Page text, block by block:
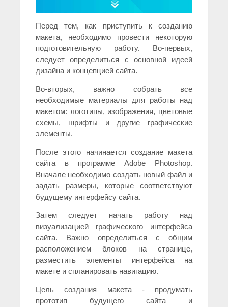
Перед тем, как приступить к созданию
макета, необходимо провести некоторую
подготовительную работу. Во-первых,
следует определиться с основной идеей
дизайна и концепцией сайта.
Во-вторых, важно собрать все
необходимые материалы для работы над
макетом: логотипы, изображения, цветовые
схемы, шрифты и другие графические
элементы.
После этого начинается создание макета
сайта в программе Adobe Photoshop.
Вначале необходимо создать новый файл и
задать размеры, которые соответствуют
будущему интерфейсу сайта.
Затем следует начать работу над
визуализацией графического интерфейса
сайта. Важно определиться с общим
расположением блоков на странице,
разместить элементы интерфейса на
макете и спланировать навигацию.
Цель создания макета - продумать
прототип будущего сайта и